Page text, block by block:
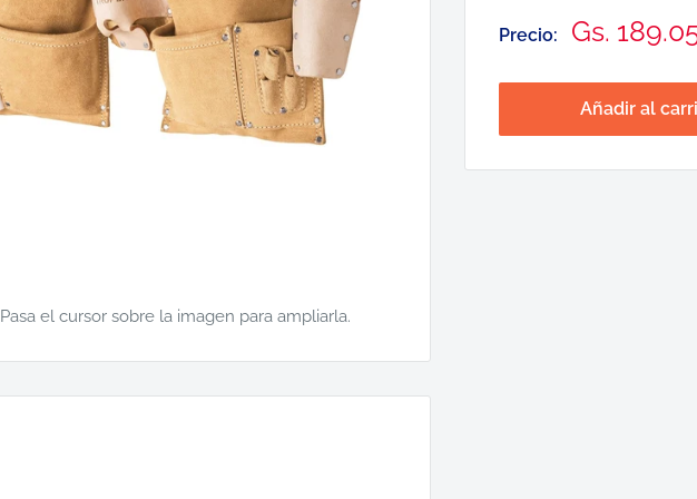
Pasa el cursor sobre la imagen para ampliarla.
Precio:
Precio
venta
Gs.
Añadir al